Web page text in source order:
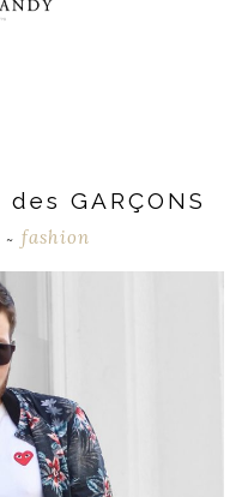
GARÇONS
~ fashion